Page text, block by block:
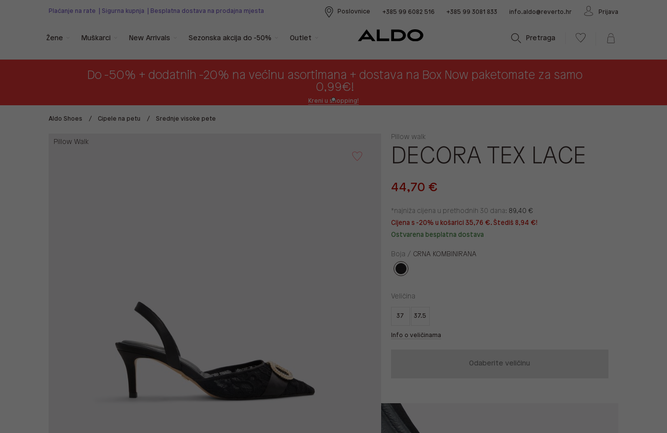
Plaćanje na rate Sigurna kupnja Besplatna dostava na prodajna mjesta Poslovnice +385 99 6082 516 +385 99 3081 833 info.aldo@reverto.hr Prijava
Pretraga
Žene Muškarci New Arrivals Sezonska akcija do -50% Outlet
Do -50% + dodatnih -20% na većinu asortimana + dostava na Box Now paketomate za samo
0,99€!
Kreni u shopping!
Aldo Shoes Cipele na petu Srednje visoke pete
Pillow Walk
Pillow walk
DECORA TEX LACE
44,70 €
*najniža cijena u prethodnih 30 dana: 89,40 €
Cijena s -20% u košarici 35,76 €. Štediš 8,94 €!
Ostvarena besplatna dostava
Boja / CRNA KOMBINIRANA
Veličina
37 37.5
Info o veličinama
Odaberite veličinu